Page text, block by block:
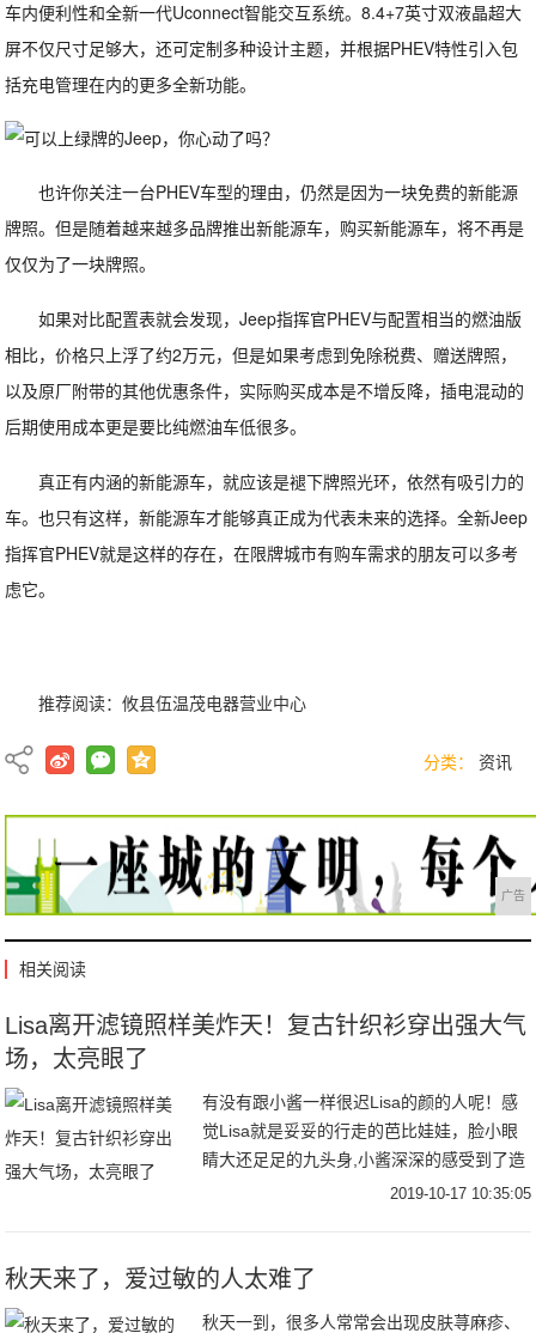
车内便利性和全新一代Uconnect智能交互系统。8.4+7英寸双液晶超大
屏不仅尺寸足够大，还可定制多种设计主题，并根据PHEV特性引入包
括充电管理在内的更多全新功能。
也许你关注一台PHEV车型的理由，仍然是因为一块免费的新能源
牌照。但是随着越来越多品牌推出新能源车，购买新能源车，将不再是
仅仅为了一块牌照。
如果对比配置表就会发现，Jeep指挥官PHEV与配置相当的燃油版
相比，价格只上浮了约2万元，但是如果考虑到免除税费、赠送牌照，
以及原厂附带的其他优惠条件，实际购买成本是不增反降，插电混动的
后期使用成本更是要比纯燃油车低很多。
真正有内涵的新能源车，就应该是褪下牌照光环，依然有吸引力的
车。也只有这样，新能源车才能够真正成为代表未来的选择。全新Jeep
指挥官PHEV就是这样的存在，在限牌城市有购车需求的朋友可以多考
虑它。
推荐阅读：攸县伍温茂电器营业中心
分类： 资讯
广告
相关阅读
Lisa离开滤镜照样美炸天！复古针织衫穿出强大气
场，太亮眼了
有没有跟小酱一样很迟Lisa的颜的人呢！感
觉Lisa就是妥妥的行走的芭比娃娃，脸小眼
睛大还足足的九头身,小酱深深的感受到了造
物主的不公平~Lisa在舞台上超级亮眼，最近
2019-10-17 10:35:05
秋天来了，爱过敏的人太难了
秋天一到，很多人常常会出现皮肤荨麻疹、